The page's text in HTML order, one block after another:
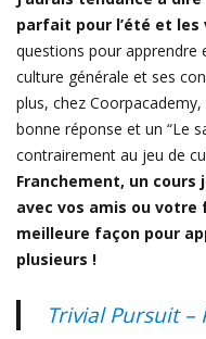
parfait pour l’été et les
questions pour apprendre
culture générale et ses
plus, chez
bonne réponse et un “Le
contrairement au jeu de
Franchement, un cours
avec vos amis ou votre
meilleure façon pour
plusieurs !
Trivial Pursuit